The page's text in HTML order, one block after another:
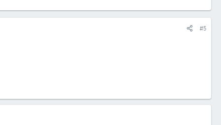
#5